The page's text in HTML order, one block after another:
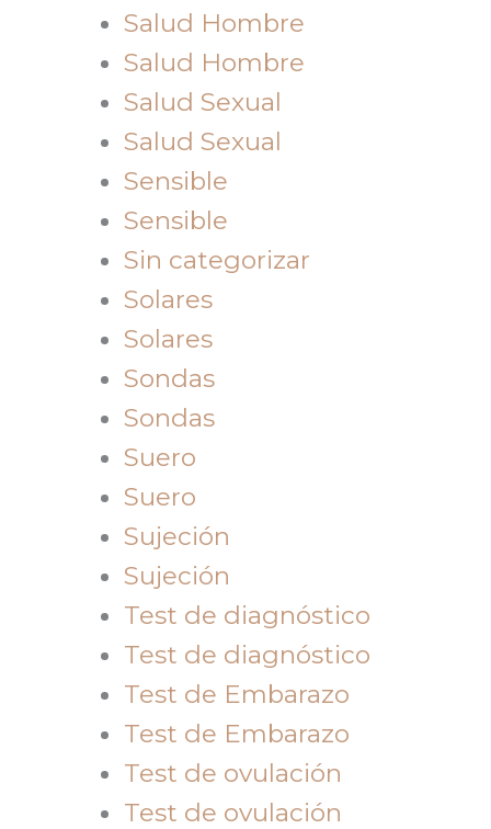
Salud Hombre
Salud Hombre
Salud Sexual
Salud Sexual
Sensible
Sensible
Sin categorizar
Solares
Solares
Sondas
Sondas
Suero
Suero
Sujeción
Sujeción
Test de diagnóstico
Test de diagnóstico
Test de Embarazo
Test de Embarazo
Test de ovulación
Test de ovulación